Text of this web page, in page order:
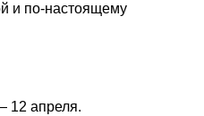
и по-настоящему
12 апреля.